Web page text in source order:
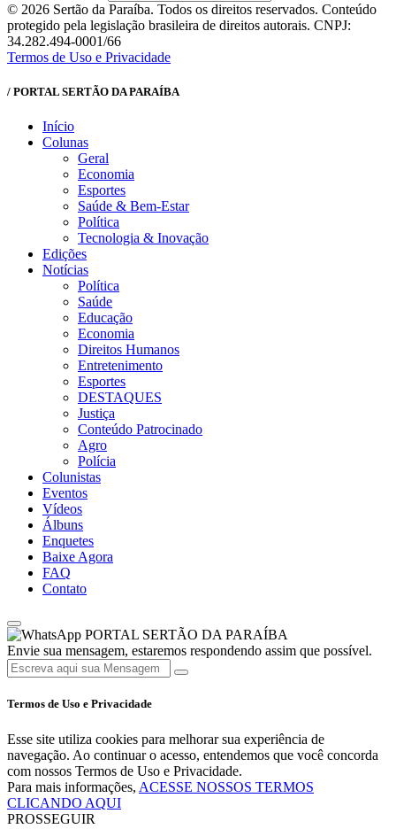
© 2026 Sertão da Paraíba. Todos os direitos reservados. Conteúdo
protegido pela legislação brasileira de direitos autorais. CNPJ:
34.282.494-0001/66
Termos de Uso e Privacidade
/ PORTAL SERTÃO DA PARAÍBA
Início
Colunas
Geral
Economia
Esportes
Saúde & Bem-Estar
Política
Tecnologia & Inovação
Edições
Notícias
Política
Saúde
Educação
Economia
Direitos Humanos
Entretenimento
Esportes
DESTAQUES
Justiça
Conteúdo Patrocinado
Agro
Polícia
Colunistas
Eventos
Vídeos
Álbuns
Enquetes
Baixe Agora
FAQ
Contato
PORTAL SERTÃO DA PARAÍBA
Envie sua mensagem, estaremos respondendo assim que possível.
Termos de Uso e Privacidade
Esse site utiliza cookies para melhorar sua experiência de
navegação. Ao continuar o acesso, entendemos que você concorda
com nossos Termos de Uso e Privacidade.
Para mais informações, ACESSE NOSSOS TERMOS
CLICANDO AQUI
PROSSEGUIR